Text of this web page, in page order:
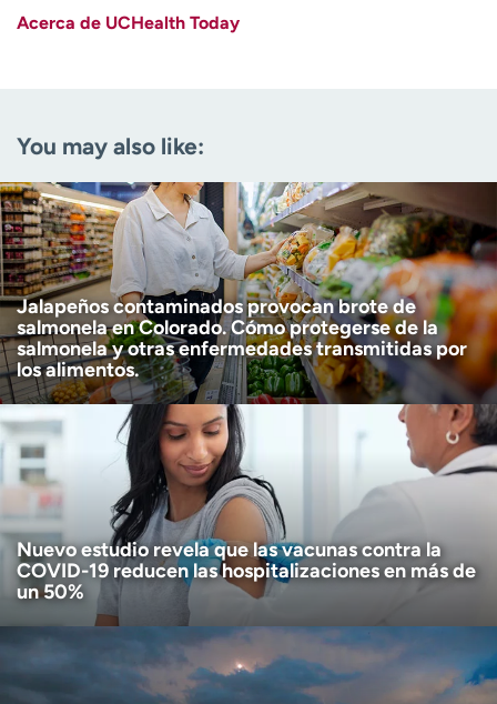
Age disclaimer (Required)
I am over 18
I want to receive health news in:
I want to receive health news in:
Acerca de UCHealth Today
You may also like:
Jalapeños contaminados provocan brote de
salmonela en Colorado. Cómo protegerse de la
salmonela y otras enfermedades transmitidas por
los alimentos.
Nuevo estudio revela que las vacunas contra la
COVID-19 reducen las hospitalizaciones en más de
un 50%